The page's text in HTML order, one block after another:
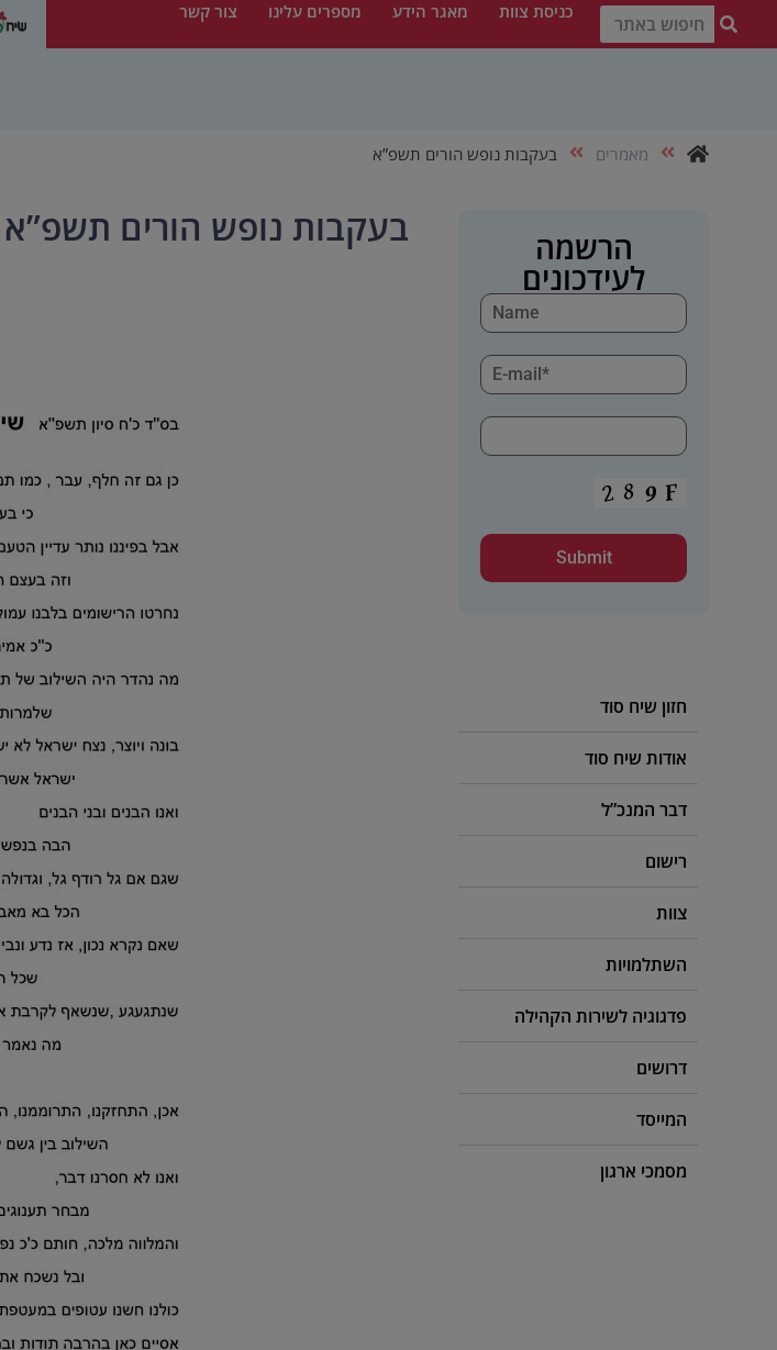
כניסת צוות מאגר הידע מספרים עלינו צור קשר
מאמרים בעקבות נופש הורים תשפ”א
הרשמה
לעידכונים
חזון שיח סוד
אודות שיח סוד
דבר המנכ”ל
רישום
צוות
השתלמויות
פדגוגיה לשירות הקהילה
דרושים
המייסד
מסמכי ארגון
בעקבות נופש הורים תשפ”א